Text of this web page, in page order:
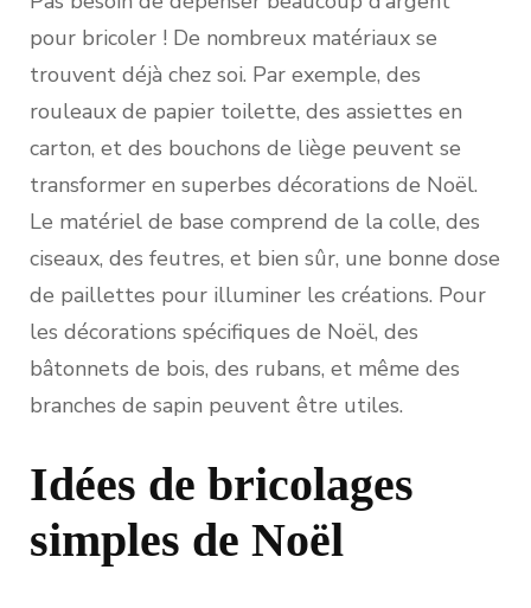
pour bricoler ! De nombreux matériaux se
trouvent déjà chez soi. Par exemple, des
rouleaux de papier toilette, des assiettes en
carton, et des bouchons de liège peuvent se
transformer en superbes décorations de Noël.
Le matériel de base comprend de la colle, des
ciseaux, des feutres, et bien sûr, une bonne dose
de paillettes pour illuminer les créations. Pour
les décorations spécifiques de Noël, des
bâtonnets de bois, des rubans, et même des
branches de sapin peuvent être utiles.
Idées de bricolages
simples de Noël